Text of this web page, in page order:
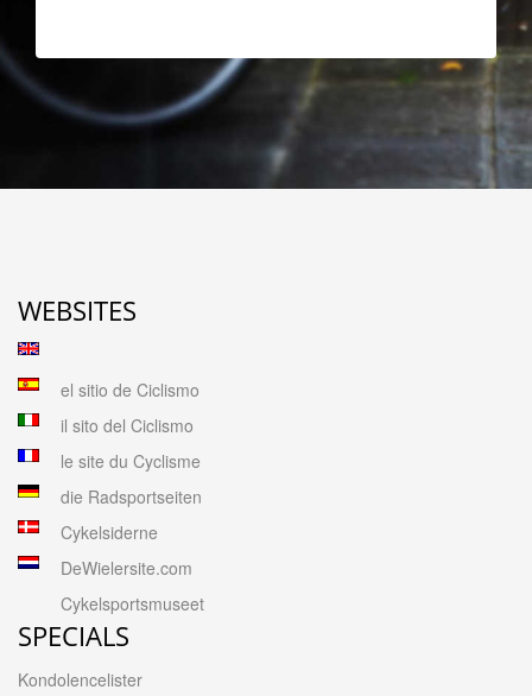
WEBSITES
el sitio de Ciclismo
il sito del Ciclismo
le site du Cyclisme
die Radsportseiten
Cykelsiderne
DeWielersite.com
Cykelsportsmuseet
SPECIALS
Kondolencelister